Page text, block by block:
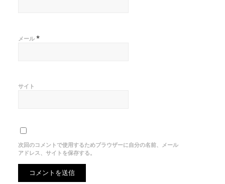
メール *
サイト
次回のコメントで使用するためブラウザーに自分の名前、メール
アドレス、サイトを保存する。